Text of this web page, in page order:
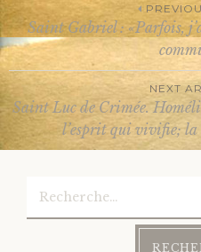
Post
navigation
Saint Gabriel : «Parfois,
NEXT
Saint Luc de Crimée.
l’esprit qui vivifie; la